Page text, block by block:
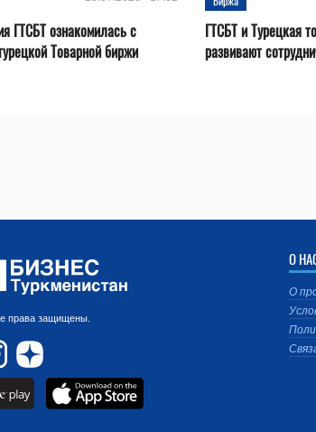
ГТСБТ ознакомилась с
Товарной биржи
ГТСБТ и Турецкая
развивают
права защищены.
О
О